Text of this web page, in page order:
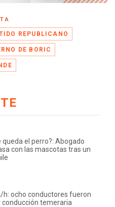
REPUBLICANO
DE BORIC
queda el perro?: Abogado
con las mascotas tras un
h: ocho conductores fueron
conducción temeraria